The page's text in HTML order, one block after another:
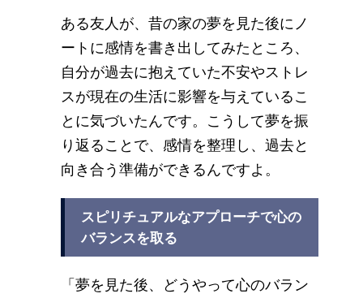
ある友人が、昔の家の夢を見た後にノ
ートに感情を書き出してみたところ、
自分が過去に抱えていた不安やストレ
スが現在の生活に影響を与えているこ
とに気づいたんです。こうして夢を振
り返ることで、感情を整理し、過去と
向き合う準備ができるんですよ。
スピリチュアルなアプローチで心の
バランスを取る
「夢を見た後、どうやって心のバラン